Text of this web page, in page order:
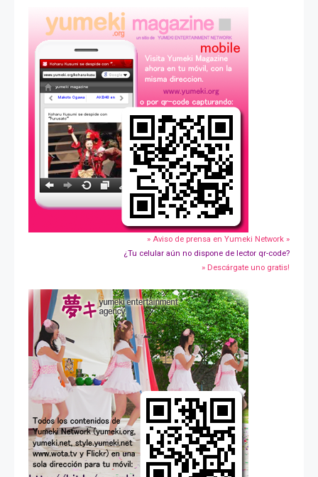
» Aviso de prensa en Yumeki Network »
¿Tu celular aún no dispone de lector qr-code?
» Descárgate uno gratis!